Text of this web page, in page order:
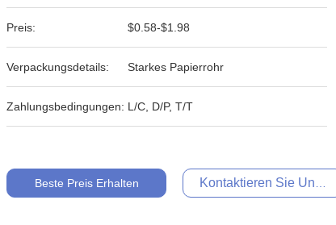
Preis: $0.58-$1.98
Verpackungsdetails: Starkes Papierrohr
Zahlungsbedingungen: L/C, D/P, T/T
Beste Preis Erhalten Kontaktieren Sie Uns